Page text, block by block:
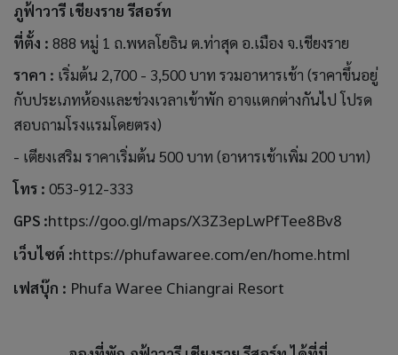
ภูฟ้าวารี เชียงราย รีสอร์ท
ที่ตั้ง : 888 หมู่ 1 ถ.พหลโยธิน ต.ท่าสุด อ.เมือง จ.เชียงราย
ราคา : เริ่มต้น 2,700 - 3,500 บาท รวมอาหารเช้า (ราคาขึ้นอยู่
กับประเภทห้องและช่วงเวลาเข้าพัก อาจแตกต่างกันไป โปรด
สอบถามโรงแรมโดยตรง)
- เตียงเสริม ราคาเริ่มต้น 500 บาท (อาหารเช้าเพิ่ม 200 บาท)
โทร : 053-912-333
GPS :https://goo.gl/maps/X3Z3epLwPfTee8Bv8
เว็บไซต์ :https://phufawaree.com/en/home.html
เฟสบุ๊ก : Phufa Waree Chiangrai Resort